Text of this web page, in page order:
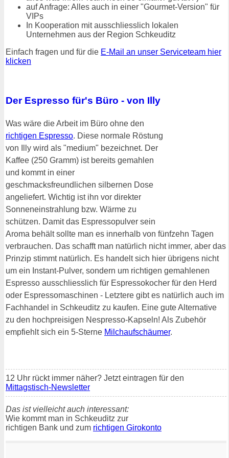
auf Anfrage: Alles auch in einer "Gourmet-Version" für
VIPs
In Kooperation mit ausschliesslich lokalen
Unternehmen aus der Region Schkeuditz
Einfach fragen und für die E-Mail an unser Serviceteam hier
klicken
Der Espresso für's Büro - von Illy
Was wäre die Arbeit im Büro ohne den
richtigen Espresso. Diese normale Röstung
von Illy wird als "medium" bezeichnet. Der
Kaffee (250 Gramm) ist bereits gemahlen
und kommt in einer
geschmacksfreundlichen silbernen Dose
angeliefert. Wichtig ist ihn vor direkter
Sonneneinstrahlung bzw. Wärme zu
schützen. Damit das Espressopulver sein
Aroma behält sollte man es innerhalb von fünfzehn Tagen
verbrauchen. Das schafft man natürlich nicht immer, aber das
Prinzip stimmt natürlich. Es handelt sich hier übrigens nicht
um ein Instant-Pulver, sondern um richtigen gemahlenen
Espresso ausschliesslich für Espressokocher für den Herd
oder Espressomaschinen - Letztere gibt es natürlich auch im
Fachhandel in Schkeuditz zu kaufen. Eine gute Alternative
zu den hochpreisigen Nespresso-Kapseln! Als Zubehör
empfiehlt sich ein 5-Sterne Milchaufschäumer.
12 Uhr rückt immer näher? Jetzt eintragen für den
Mittagstisch-Newsletter
Das ist vielleicht auch interessant:
Wie kommt man in Schkeuditz zur
richtigen Bank und zum richtigen Girokonto